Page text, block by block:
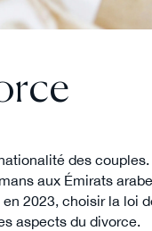
des
aux Émirats
2023, choisir la loi
aspects du divorce.